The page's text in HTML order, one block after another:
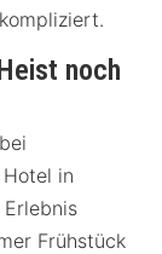
noch
in
Frühstück